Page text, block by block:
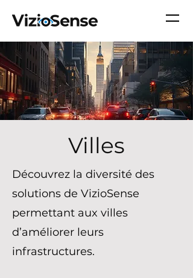
Villes
Découvrez la diversité des
solutions de VizioSense
permettant aux villes
d’améliorer leurs
infrastructures.